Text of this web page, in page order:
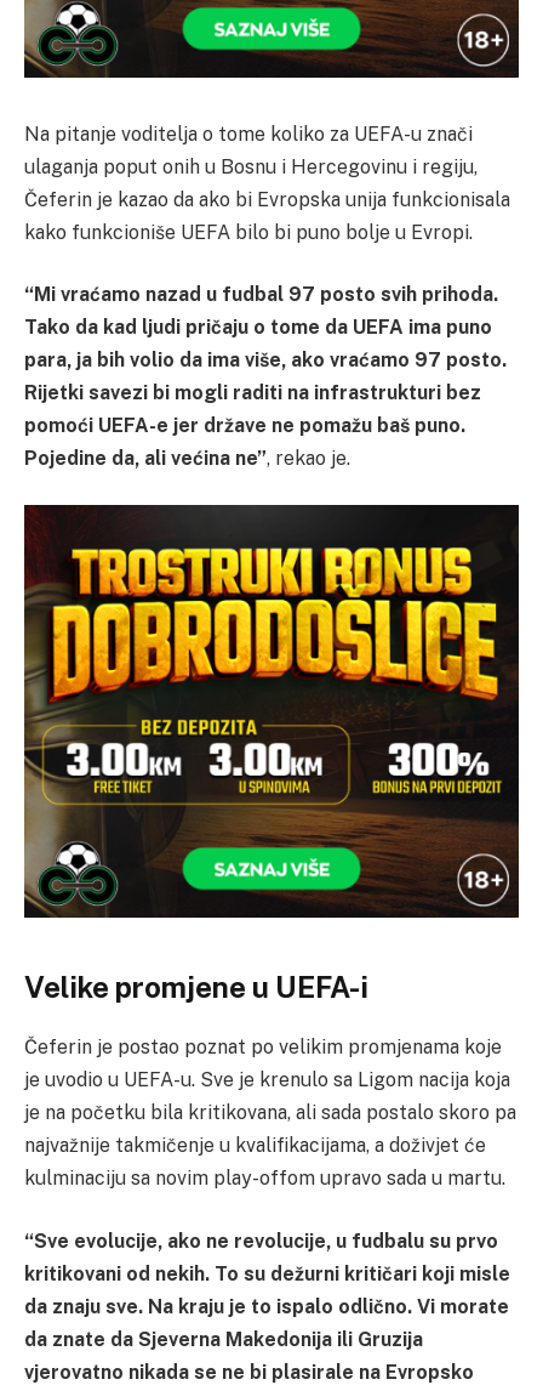
Na pitanje voditelja o tome koliko za UEFA-u znači
ulaganja poput onih u Bosnu i Hercegovinu i regiju,
Čeferin je kazao da ako bi Evropska unija funkcionisala
kako funkcioniše UEFA bilo bi puno bolje u Evropi.
“Mi vraćamo nazad u fudbal 97 posto svih prihoda.
Tako da kad ljudi pričaju o tome da UEFA ima puno
para, ja bih volio da ima više, ako vraćamo 97 posto.
Rijetki savezi bi mogli raditi na infrastrukturi bez
pomoći UEFA-e jer države ne pomažu baš puno.
Pojedine da, ali većina ne”, rekao je.
Velike promjene u UEFA-i
Čeferin je postao poznat po velikim promjenama koje
je uvodio u UEFA-u. Sve je krenulo sa Ligom nacija koja
je na početku bila kritikovana, ali sada postalo skoro pa
najvažnije takmičenje u kvalifikacijama, a doživjet će
kulminaciju sa novim play-offom upravo sada u martu.
“Sve evolucije, ako ne revolucije, u fudbalu su prvo
kritikovani od nekih. To su dežurni kritičari koji misle
da znaju sve. Na kraju je to ispalo odlično. Vi morate
da znate da Sjeverna Makedonija ili Gruzija
vjerovatno nikada se ne bi plasirale na Evropsko